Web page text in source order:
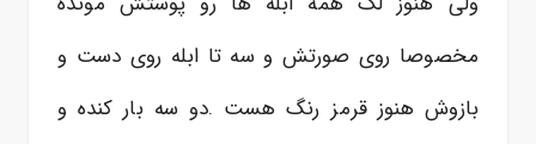
مخصوصا روی صورتش و سه تا ابله روی دست و
بازوش هنوز قرمز رنگ هست .دو سه بار کنده و